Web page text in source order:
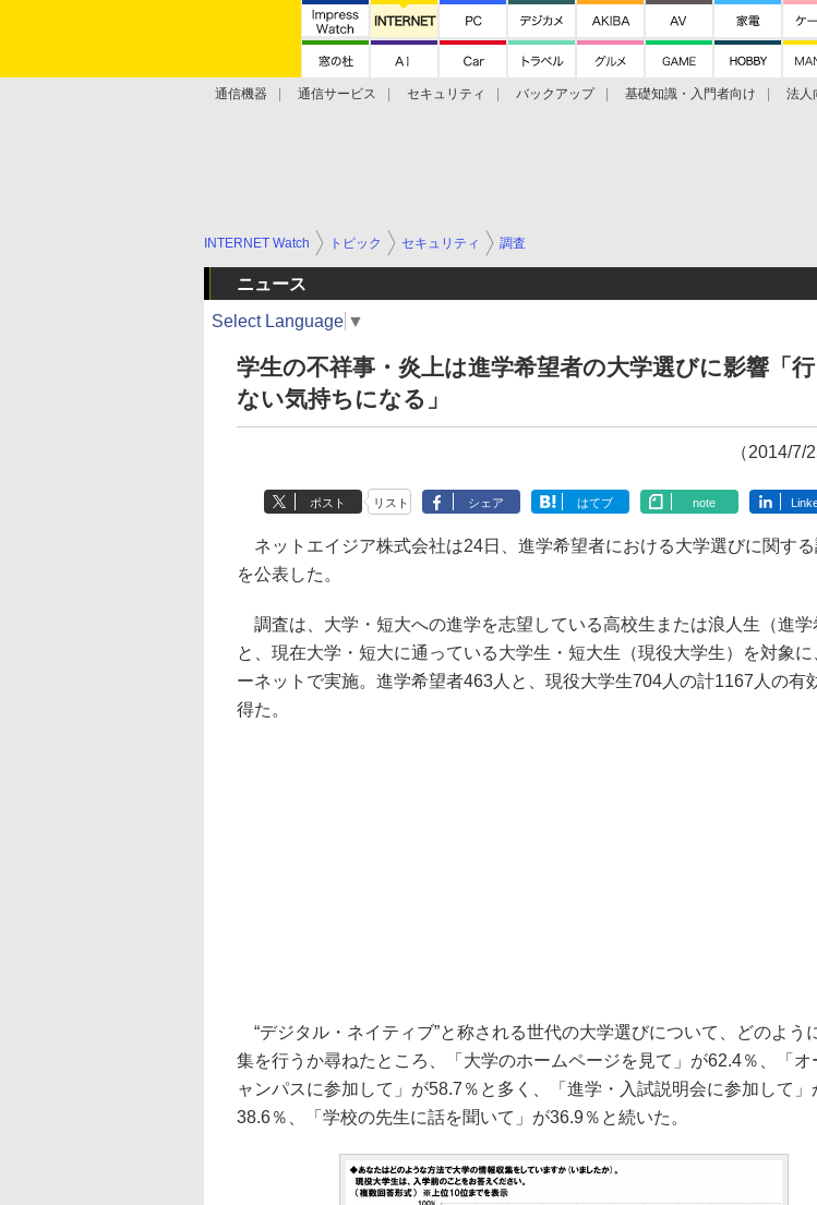
通信機器 通信サービス セキュリティ バックアップ 基礎知識・入門者向け 法人
INTERNET Watch トピック セキュリティ 調査
ニュース
Select Language ▼
学生の不祥事・炎上は進学希望者の大学選びに影響「行
ない気持ちになる」
（2014/7/
ポスト リスト シェア はてブ note
ネットエイジア株式会社は24日、進学希望者における大学選びに関す
を公表した。
調査は、大学・短大への進学を志望している高校生または浪人生（進学
と、現在大学・短大に通っている大学生・短大生（現役大学生）を対象に
ーネットで実施。進学希望者463人と、現役大学生704人の計1167人の有
得た。
“デジタル・ネイティブ”と称される世代の大学選びについて、どのよう
集を行うか尋ねたところ、「大学のホームページを見て」が62.4％、「オ
ャンパスに参加して」が58.7％と多く、「進学・入試説明会に参加して」
38.6％、「学校の先生に話を聞いて」が36.9％と続いた。